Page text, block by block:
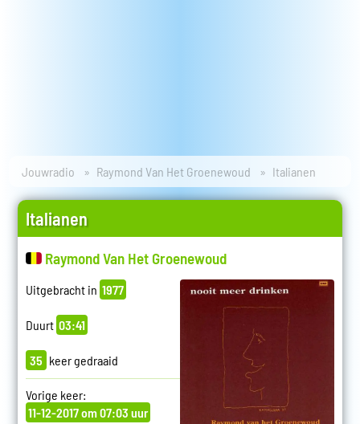
Jouwradio Raymond Van Het Groenewoud Italianen
Italianen
Raymond Van Het Groenewoud
Uitgebracht in 1977
Duurt 03:41
35 keer gedraaid
Vorige keer:
11-12-2017 om 07:03 uur